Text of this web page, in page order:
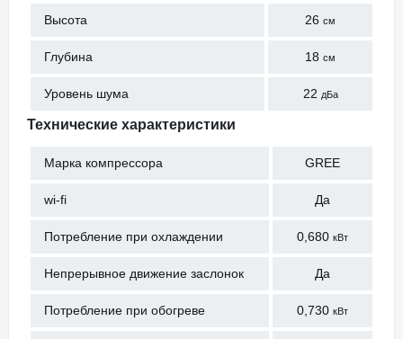
Высота 26 см
Глубина 18 см
Уровень шума 22 дБа
Технические характеристики
Марка компрессора GREE
wi-fi Да
Потребление при охлаждении 0,680 кВт
Непрерывное движение заслонок Да
Потребление при обогреве 0,730 кВт